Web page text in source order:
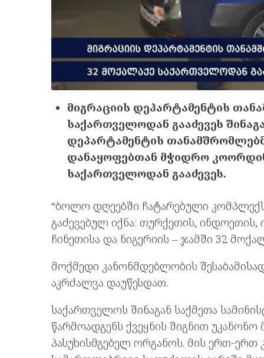
მიგრაციის დეპარტამენტის
საქართველოდან გააძევეს
დეპარტამენტის
დანაყოფებთან მჭიდრო
საქართველოდან გააძევეს.
“ბოლო დღეებში ჩატარებული
გაძევებულ იქნა: თურქეთის, ინდოეთის,
ჩინეთისა და ნიგერიის – ჯამში 32
მოქმედი კანონმდებლობის
აკრძალვა დაუწესდათ.
საქართველოს შინაგან საქმეთა
წარმოადგენს ქვეყნის შიგნით
პასუხისმგებელ ორგანოს. მის ერთ-